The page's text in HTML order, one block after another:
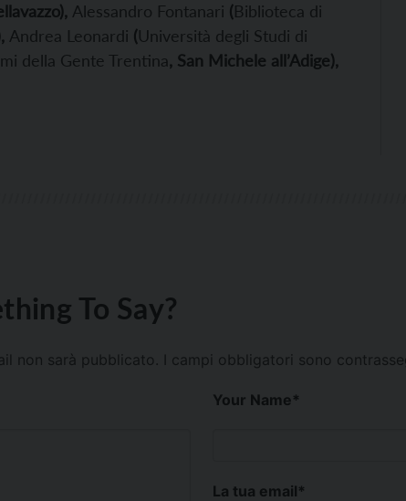
Alessandro Fontanari (Biblioteca di
Andrea Leonardi (Università degli Studi di
della Gente Trentina, San Michele all’Adige),
To Say?
non sarà pubblicato. I campi obbligatori sono
Your Name*
La tua email*